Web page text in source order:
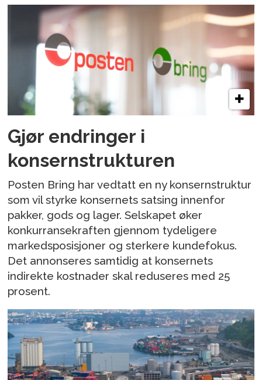
Gjør endringer i
konsernstrukturen
Posten Bring har vedtatt en ny konsernstruktur
som vil styrke konsernets satsing innenfor
pakker, gods og lager. Selskapet øker
konkurransekraften gjennom tydeligere
markedsposisjoner og sterkere kundefokus.
Det annonseres samtidig at konsernets
indirekte kostnader skal reduseres med 25
prosent.